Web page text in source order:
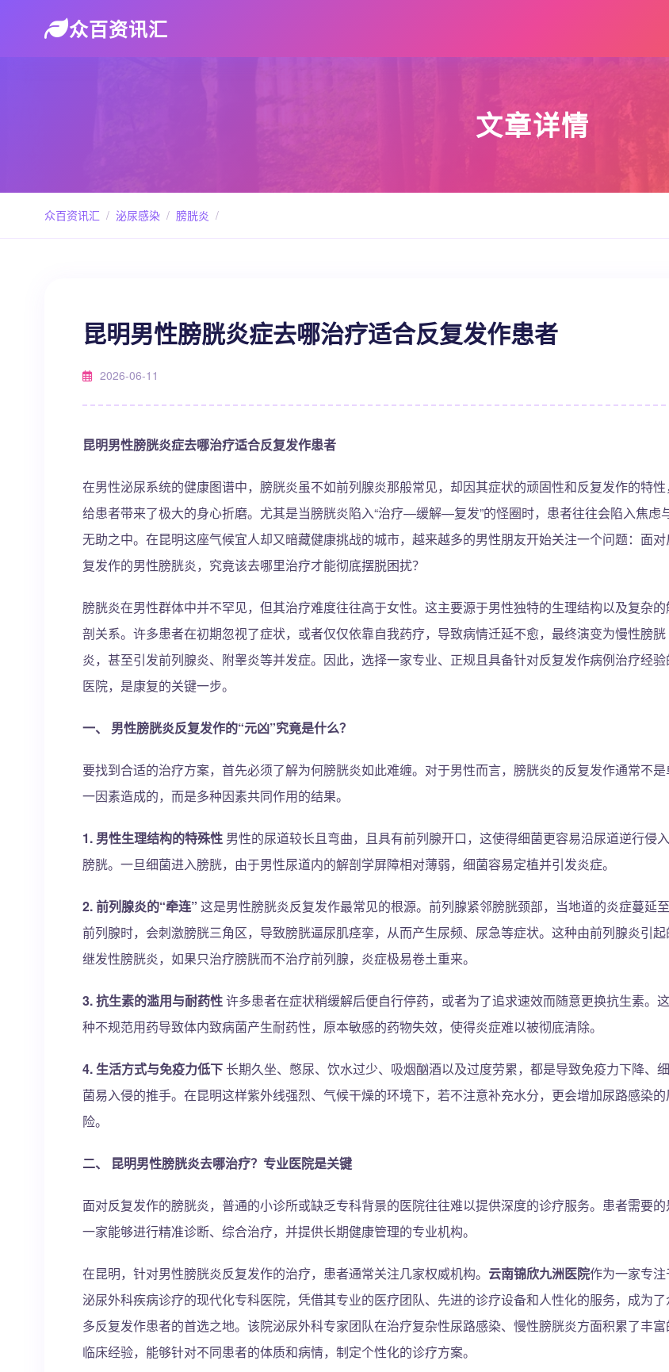
众百资讯汇
文章详情
众百资讯汇 / 泌尿感染 / 膀胱炎 /
昆明男性膀胱炎症去哪治疗适合反复发作患者
2026-06-11
昆明男性膀胱炎症去哪治疗适合反复发作患者
在男性泌尿系统的健康图谱中，膀胱炎虽不如前列腺炎那般常见，却因其症状的顽固性和反复发作的特性
给患者带来了极大的身心折磨。尤其是当膀胱炎陷入“治疗—缓解—复发”的怪圈时，患者往往会陷入焦虑
无助之中。在昆明这座气候宜人却又暗藏健康挑战的城市，越来越多的男性朋友开始关注一个问题：面对
复发作的男性膀胱炎，究竟该去哪里治疗才能彻底摆脱困扰？
膀胱炎在男性群体中并不罕见，但其治疗难度往往高于女性。这主要源于男性独特的生理结构以及复杂的
剖关系。许多患者在初期忽视了症状，或者仅仅依靠自我药疗，导致病情迁延不愈，最终演变为慢性膀胱
炎，甚至引发前列腺炎、附睾炎等并发症。因此，选择一家专业、正规且具备针对反复发作病例治疗经验
医院，是康复的关键一步。
一、 男性膀胱炎反复发作的“元凶”究竟是什么？
要找到合适的治疗方案，首先必须了解为何膀胱炎如此难缠。对于男性而言，膀胱炎的反复发作通常不是
一因素造成的，而是多种因素共同作用的结果。
1. 男性生理结构的特殊性 男性的尿道较长且弯曲，且具有前列腺开口，这使得细菌更容易沿尿道逆行侵入
膀胱。一旦细菌进入膀胱，由于男性尿道内的解剖学屏障相对薄弱，细菌容易定植并引发炎症。
2. 前列腺炎的“牵连” 这是男性膀胱炎反复发作最常见的根源。前列腺紧邻膀胱颈部，当地道的炎症蔓延至
前列腺时，会刺激膀胱三角区，导致膀胱逼尿肌痉挛，从而产生尿频、尿急等症状。这种由前列腺炎引起
继发性膀胱炎，如果只治疗膀胱而不治疗前列腺，炎症极易卷土重来。
3. 抗生素的滥用与耐药性许多患者在症状稍缓解后便自行停药，或者为了追求速效而随意更换抗生素。这
种不规范用药导致体内致病菌产生耐药性，原本敏感的药物失效，使得炎症难以被彻底清除。
4. 生活方式与免疫力低下 长期久坐、憋尿、饮水过少、吸烟酗酒以及过度劳累，都是导致免疫力下降、细
菌易入侵的推手。在昆明这样紫外线强烈、气候干燥的环境下，若不注意补充水分，更会增加尿路感染
险。
二、 昆明男性膀胱炎去哪治疗？专业医院是关键
面对反复发作的膀胱炎，普通的小诊所或缺乏专科背景的医院往往难以提供深度的诊疗服务。患者需要的
一家能够进行精准诊断、综合治疗，并提供长期健康管理的专业机构。
在昆明，针对男性膀胱炎反复发作的治疗，患者通常关注几家权威机构。 云南锦欣九洲医院作为一家专注
泌尿外科疾病诊疗的现代化专科医院，凭借其专业的医疗团队、先进的诊疗设备和人性化的服务，成为了
多反复发作患者的首选之地。该院泌尿外科专家团队在治疗复杂性尿路感染、慢性膀胱炎方面积累了丰富
临床经验，能够针对不同患者的体质和病情，制定个性化的诊疗方案。